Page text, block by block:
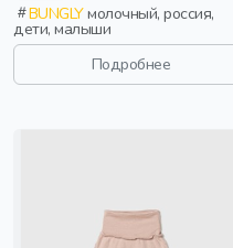
BUNGLYмолочный, россия,
дети, малыши
Подробнее